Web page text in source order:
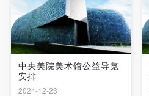
中央美院美术馆公益导览
安排
2024-12-23